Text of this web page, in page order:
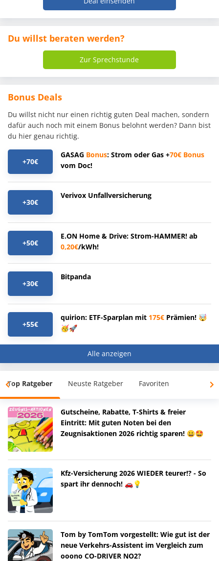
Du willst beraten werden?
Zur Sprechstunde
Bonus Deals
Du willst nicht nur einen richtig guten Deal machen, sondern
dafür auch noch mit einem Bonus belohnt werden? Dann bist
du hier genau richtig.
+70€
GASAG Bonus: Strom oder Gas +70€ Bonus
vom Doc!
+30€
Verivox Unfallversicherung
+50€
E.ON Home & Drive: Strom-HAMMER! ab
0,20€/kWh!
+30€
Bitpanda
+55€
quirion: ETF-Sparplan mit 175€ Prämien! 🤯
🥳🚀
Alle anzeigen
Top Ratgeber Neuste Ratgeber Favoriten
Gutscheine, Rabatte, T-Shirts & freier
Eintritt: Mit guten Noten bei den
Zeugnisaktionen 2026 richtig sparen! 😀🤩
Kfz-Versicherung 2026 WIEDER teurer!? - So
spart ihr dennoch! 🚗💡
Tom by TomTom vorgestellt: Wie gut ist der
neue Verkehrs-Assistent im Vergleich zum
ooono CO-DRIVER NO2?